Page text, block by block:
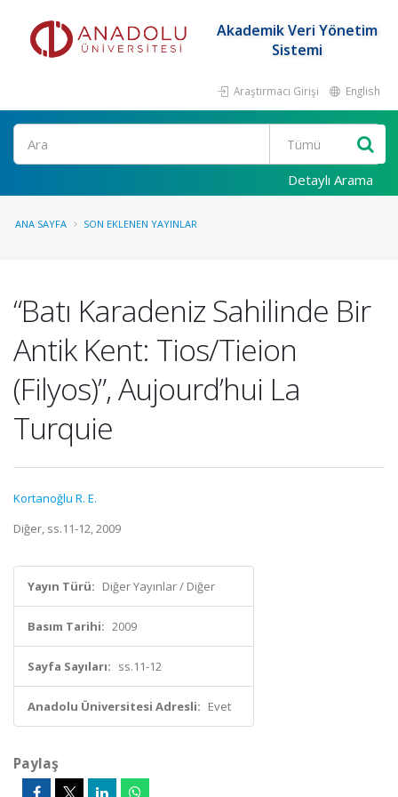
Akademik Veri Yönetim
Sistemi
Araştırmacı Girişi English
Ara
Detaylı Arama
ANA SAYFA SON EKLENEN YAYINLAR
“Batı Karadeniz Sahilinde Bir
Antik Kent: Tios/Tieion
(Filyos)”, Aujourd’hui La
Turquie
Kortanoğlu R. E.
Diğer, ss.11-12, 2009
Yayın Türü: Diğer Yayınlar / Diğer
Basım Tarihi: 2009
Sayfa Sayıları: ss.11-12
Anadolu Üniversitesi Adresli: Evet
Paylaş